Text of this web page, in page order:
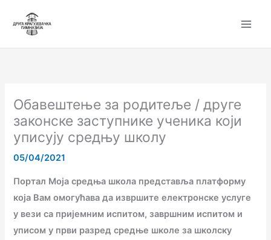
Обавештење за родитеље / друге
законске заступнике ученика који
уписују средњу школу
05/04/2021
Портал Моја средња школа представља платформу
која Вам омогућава да извршите електронске услуге
у вези са пријемним испитом, завршним испитом и
уписом у први разред средње школе за школску